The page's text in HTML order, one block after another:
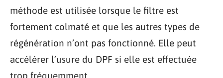
méthode est utilisée lorsque le filtre est
fortement colmaté et que les autres types de
régénération n’ont pas fonctionné. Elle peut
accélérer l’usure du DPF si elle est effectuée
trop fréquemment.